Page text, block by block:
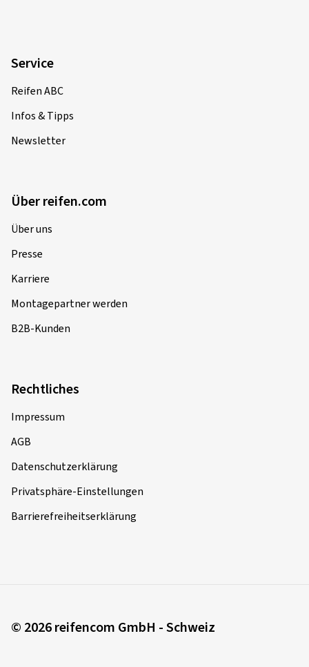
Service
Reifen ABC
Infos & Tipps
Newsletter
Über reifen.com
Über uns
Presse
Karriere
Montagepartner werden
B2B-Kunden
Rechtliches
Impressum
AGB
Datenschutzerklärung
Privatsphäre-Einstellungen
Barrierefreiheitserklärung
© 2026 reifencom GmbH - Schweiz